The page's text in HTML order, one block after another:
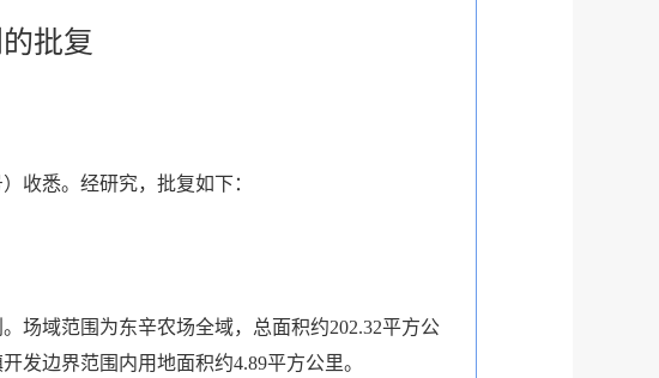
批复
收悉。经研究，批复如下：
场域范围为东辛农场全域，总面积约202.32平方公
发边界范围内用地面积约4.89平方公里。